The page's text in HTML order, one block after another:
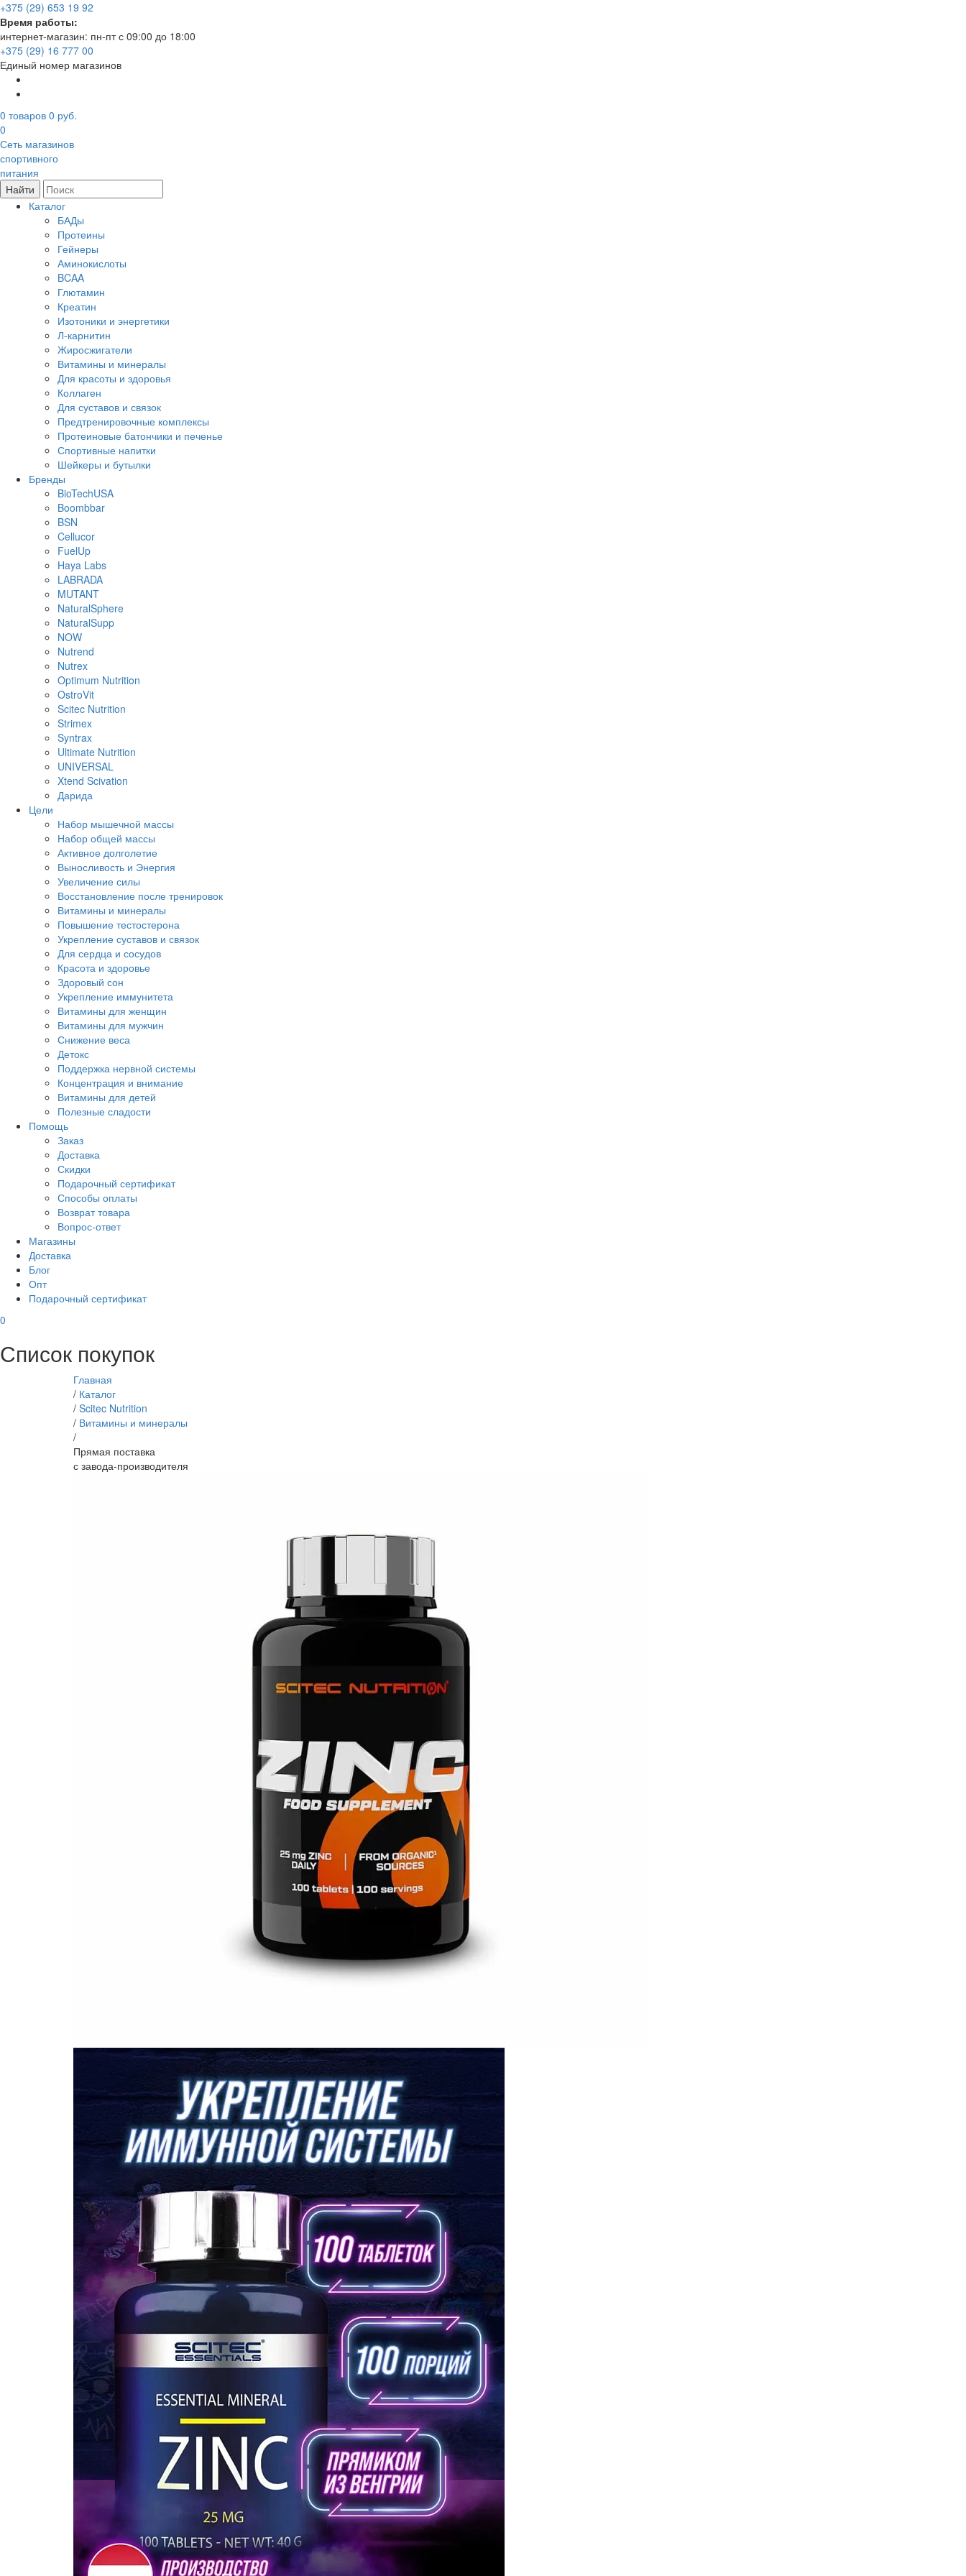
+375 (29) 653 19 92
Время работы:
интернет-магазин: пн-пт с 09:00 до 18:00
+375 (29) 16 777 00
Единый номер магазинов
0 товаров 0 руб.
0
Сеть магазинов
спортивного
питания
Найти
Каталог
БАДы
Протеины
Гейнеры
Аминокислоты
BCAA
Глютамин
Креатин
Изотоники и энергетики
Л-карнитин
Жиросжигатели
Витамины и минералы
Для красоты и здоровья
Коллаген
Для суставов и связок
Предтренировочные комплексы
Протеиновые батончики и печенье
Спортивные напитки
Шейкеры и бутылки
Бренды
BioTechUSA
Boombbar
BSN
Cellucor
FuelUp
Haya Labs
LABRADA
MUTANT
NaturalSphere
NaturalSupp
NOW
Nutrend
Nutrex
Optimum Nutrition
OstroVit
Scitec Nutrition
Strimex
Syntrax
Ultimate Nutrition
UNIVERSAL
Xtend Scivation
Дарида
Цели
Набор мышечной массы
Набор общей массы
Активное долголетие
Выносливость и Энергия
Увеличение силы
Восстановление после тренировок
Витамины и минералы
Повышение тестостерона
Укрепление суставов и связок
Для сердца и сосудов
Красота и здоровье
Здоровый сон
Укрепление иммунитета
Витамины для женщин
Витамины для мужчин
Снижение веса
Детокс
Поддержка нервной системы
Концентрация и внимание
Витамины для детей
Полезные сладости
Помощь
Заказ
Доставка
Скидки
Подарочный сертификат
Способы оплаты
Возврат товара
Вопрос-ответ
Магазины
Доставка
Блог
Опт
Подарочный сертификат
0
Список покупок
Главная
/ Каталог
/ Scitec Nutrition
/ Витамины и минералы
/
Прямая поставка
с завода-производителя